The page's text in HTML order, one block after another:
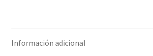
Información adicional